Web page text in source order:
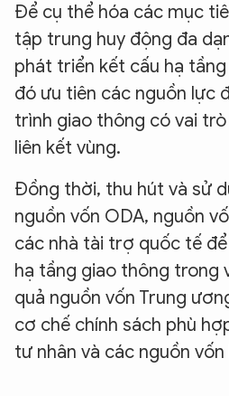
Để cụ thể hóa các mục
tập trung huy động đa
phát triển kết cấu hạ
đó ưu tiên các nguồn lực
trình giao thông có vai
liên kết vùng.
Đồng thời, thu hút và sử
nguồn vốn ODA, nguồn
các nhà tài trợ quốc tế
hạ tầng giao thông trong
quả nguồn vốn Trung
cơ chế chính sách phù
tư nhân và các nguồn